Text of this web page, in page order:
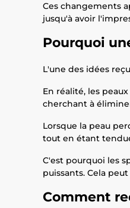
Ces changements
jusqu'à avoir
Pourquoi
L'une des idées
En réalité, les
cherchant à
Lorsque la peau
tout en étant
C'est pourquoi les
puissants. Cela
Comment